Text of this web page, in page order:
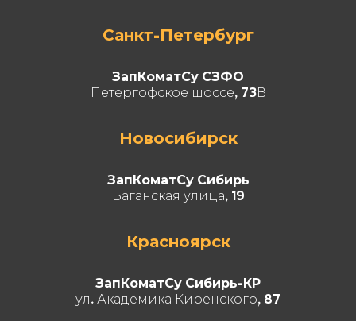
Санкт-Петербург
ЗапКоматСу СЗФО
Петергофское шоссе, 73В
Новосибирск
ЗапКоматСу Сибирь
Баганская улица, 19
Красноярск
ЗапКоматСу Сибирь-КР
ул. Академика Киренского, 87